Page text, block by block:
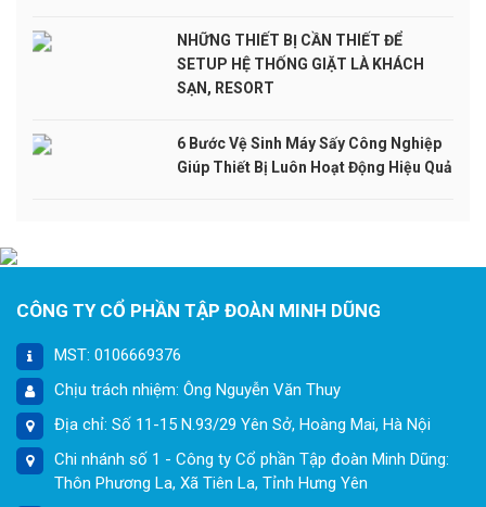
NHỮNG THIẾT BỊ CẦN THIẾT ĐỂ
SETUP HỆ THỐNG GIẶT LÀ KHÁCH
SẠN, RESORT
6 Bước Vệ Sinh Máy Sấy Công Nghiệp
Giúp Thiết Bị Luôn Hoạt Động Hiệu Quả
CÔNG TY CỔ PHẦN TẬP ĐOÀN MINH DŨNG
MST: 0106669376
Chịu trách nhiệm: Ông Nguyễn Văn Thuy
Địa chỉ: Số 11-15 N.93/29 Yên Sở, Hoàng Mai, Hà Nội
Chi nhánh số 1 - Công ty Cổ phần Tập đoàn Minh Dũng:
Thôn Phương La, Xã Tiên La, Tỉnh Hưng Yên